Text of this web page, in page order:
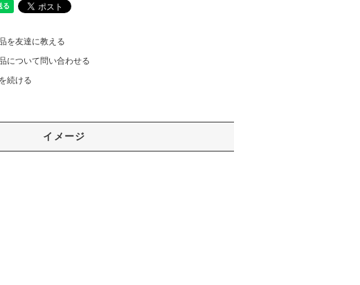
を友達に教える
について問い合わせる
続ける
イメージ